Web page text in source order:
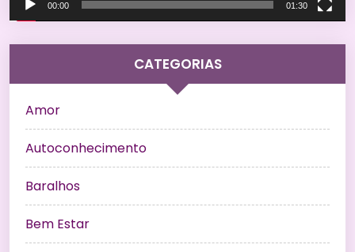
00:00 01:30
CATEGORIAS
Amor
Autoconhecimento
Baralhos
Bem Estar